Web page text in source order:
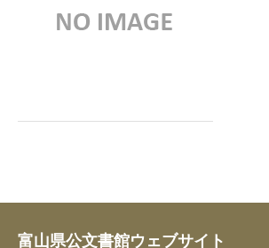
富山県公文書館ウェブサイト